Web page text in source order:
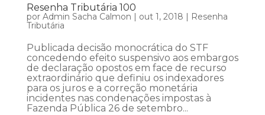
Resenha Tributária 100
por Admin Sacha Calmon | out 1, 2018 | Resenha
Tributária
Publicada decisão monocrática do STF
concedendo efeito suspensivo aos embargos
de declaração opostos em face de recurso
extraordinário que definiu os indexadores
para os juros e a correção monetária
incidentes nas condenações impostas à
Fazenda Pública 26 de setembro...